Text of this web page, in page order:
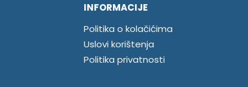
INFORMACIJE
Politika o kolačićima
Uslovi korištenja
Politika privatnosti